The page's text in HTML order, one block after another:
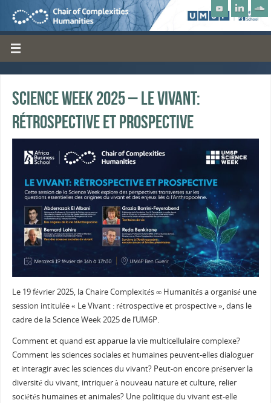
Science Week 2025 – Le Vivant:
rétrospective et prospective
Le 19 février 2025, la Chaire Complexités ∞ Humanités a organisé une
session intitulée « Le Vivant : rétrospective et prospective », dans le
cadre de la Science Week 2025 de l’UM6P.
Comment et quand est apparue la vie multicellulaire complexe?
Comment les sciences sociales et humaines peuvent-elles dialoguer
et interagir avec les sciences du vivant? Peut-on encore préserver la
diversité du vivant, intriquer à nouveau nature et culture, relier
sociétés humaines et animales? Une politique du vivant est-elle